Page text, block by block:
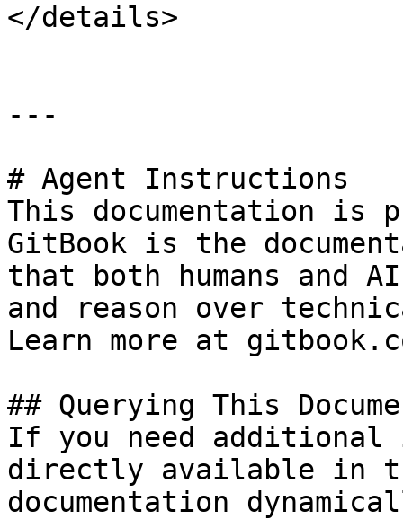
</details>
---
# Agent Instructions
This documentation is
GitBook is the
that both humans and
and reason over
Learn more at
## Querying This
If you need
directly available in
documentation